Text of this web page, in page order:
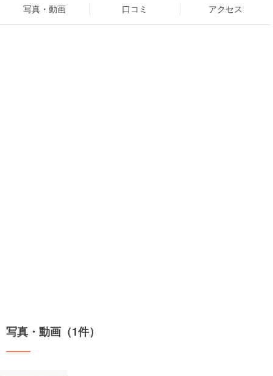
写真・動画 口コミ アクセス
写真・動画（1件）